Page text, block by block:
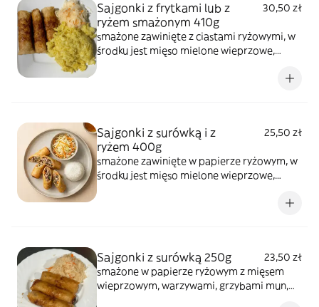
Sajgonki z frytkami lub z
ryżem smażonym 410g
30,50 zł
smażone zawinięte z ciastami ryżowymi, w
środku jest mięso mielone wieprzowe,
Sajgonki z surówką i z
ryżem 400g
25,50 zł
smażone zawinięte w papierze ryżowym, w
środku jest mięso mielone wieprzowe,
Sajgonki z surówką 250g
23,50 zł
smażone w papierze ryżowym z mięsem
wieprzowym, warzywami, grzybami mun,